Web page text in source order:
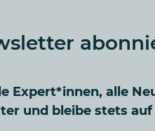
Expert*innen, alle
und bleibe stets